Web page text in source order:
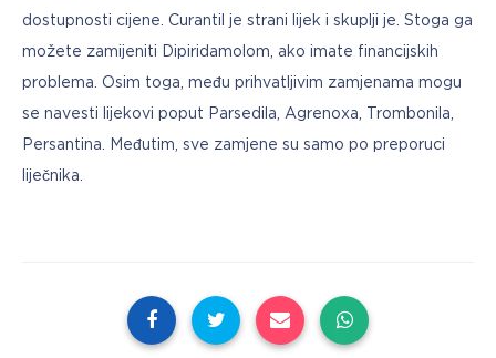
dostupnosti cijene. Curantil je strani lijek i skuplji je. Stoga ga
možete zamijeniti Dipiridamolom, ako imate financijskih
problema. Osim toga, među prihvatljivim zamjenama mogu
se navesti lijekovi poput Parsedila, Agrenoxa, Trombonila,
Persantina. Međutim, sve zamjene su samo po preporuci
liječnika.